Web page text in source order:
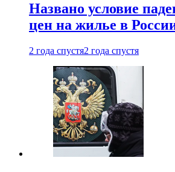
Названо условие
цен на жилье в
2 года спустя2 года спустя